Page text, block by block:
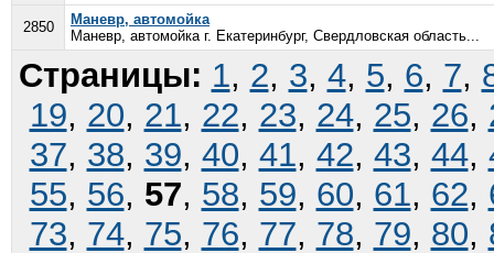
2850
Маневр, автомойка
Маневр, автомойка г. Екатеринбург, Свердловская область...
Страницы: 1, 2, 3, 4, 5, 6, 7,
19, 20, 21, 22, 23, 24, 25, 26,
37, 38, 39, 40, 41, 42, 43, 44,
55, 56, 57, 58, 59, 60, 61, 62,
73, 74, 75, 76, 77, 78, 79, 80,